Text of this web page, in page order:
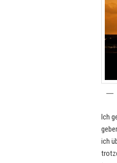
Ich
ich